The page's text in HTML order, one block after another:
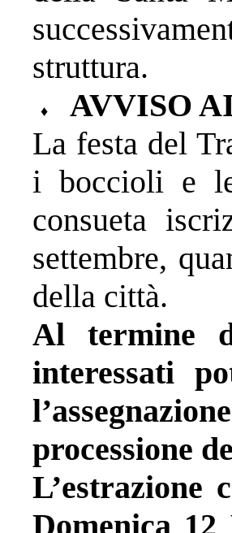
struttura.
AVVISO
La festa del
i boccioli e
consueta
settembre,
della città.
Al termine
interessati
processione
L’estrazione
Domenica